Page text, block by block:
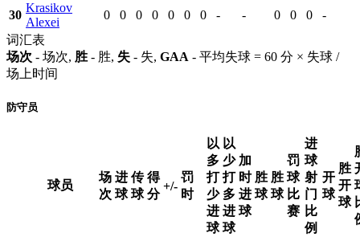
30
Krasikov
Alexei
0 0 0 0 0 0 0 - - 0 0 0
-
词汇表
场次 - 场次, 胜 - 胜, 失 - 失, GAA - 平均失球 = 60 分 × 失球 /
场上时间
防守员
球员
场
次
进
球
传
球
得
分
+/-
罚
时
以
多
打
少
进
球
以
少
打
多
进
球
加
时
进
球
胜
球
胜
球
罚
球
比
赛
进
球
射
门
比
例
开
球
胜
开
球